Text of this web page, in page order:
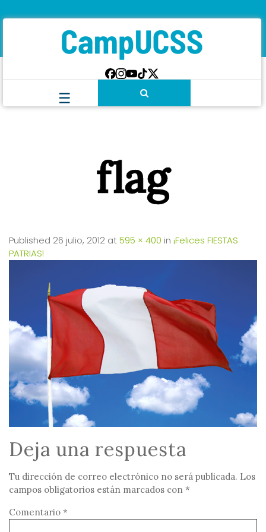
flag
Published 26 julio, 2012 at595 × 400 in ¡Felices FIESTAS
PATRIAS!
Deja una respuesta
Tu dirección de correo electrónico no será publicada. Los
campos obligatorios están marcados con *
Comentario *